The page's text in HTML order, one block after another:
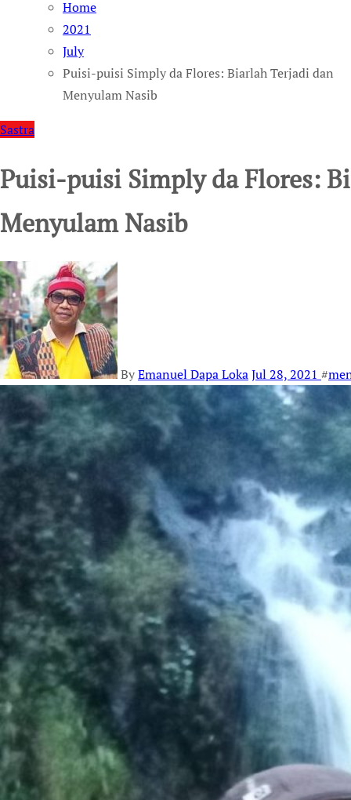
Home
2021
July
Puisi-puisi Simply da Flores: Biarlah Terjadi dan
Menyulam Nasib
Sastra
Puisi-puisi Simply da Flores:
Menyulam Nasib
ByEmanuel Dapa LokaJul 28, 2021 #